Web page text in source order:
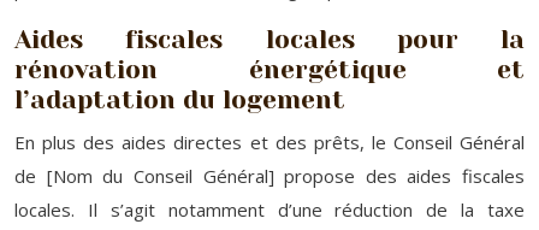
Aides fiscales locales pour la
rénovation énergétique et
l’adaptation du logement
En plus des aides directes et des prêts, le Conseil Général
de [Nom du Conseil Général] propose des aides fiscales
locales. Il s’agit notamment d’une réduction de la taxe